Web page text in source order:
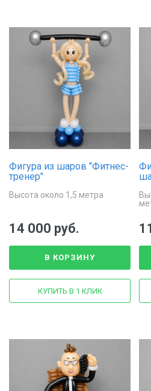
Фигура из шаров "Фитнес-
тренер"
Высота около 1,5 метра
14 000 руб.
В КОРЗИНУ
КУПИТЬ В 1 КЛИК